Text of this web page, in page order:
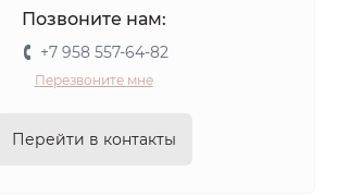
с козырьком
черные
Синие шапки бини
Позвоните нам:
+7 958 557-64-82
Перезвоните мне
Перейти в контакты